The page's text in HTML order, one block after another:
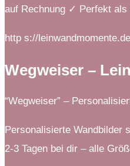
auf Rechnung ✓ Perfekt
http s://
Wegweiser –
“Wegweiser” –
Personalisierte Wandbilder
2-3 Tagen bei dir – alle